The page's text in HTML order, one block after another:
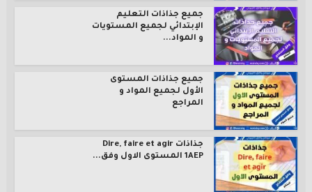
جميع جذاذات التعليم
الإبتدائي لجميع المستويات
و المواد...
جميع جذاذات المستوى
الأول لجميع المواد و
المراجع
جذاذات Dire, faire et agir
1AEP المستوى الاول وفق...